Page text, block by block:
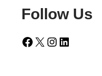
Follow Us
Facebook X Instagram LinkedIn